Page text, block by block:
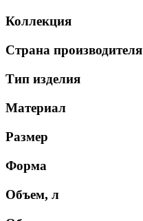
Коллекция
Страна производителя
Тип изделия
Материал
Размер
Форма
Объем, л